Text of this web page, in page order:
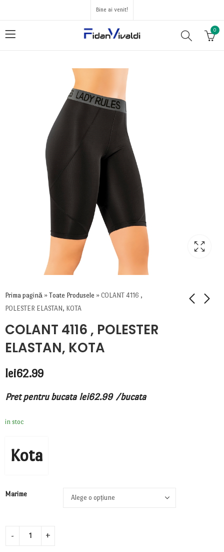
Bine ai venit!
0
Prima pagină » Toate Produsele » COLANT 4116 ,
POLESTER ELASTAN, KOTA
COLANT 4116 , POLESTER
ELASTAN, KOTA
lei62.99
Pret pentru bucata lei62.99 /bucata
in stoc
Kota
Marime